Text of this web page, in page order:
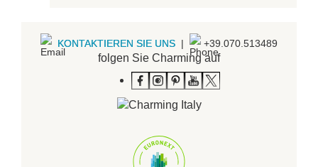
KONTAKTIEREN SIE UNS | +39.070.513489
folgen Sie Charming auf